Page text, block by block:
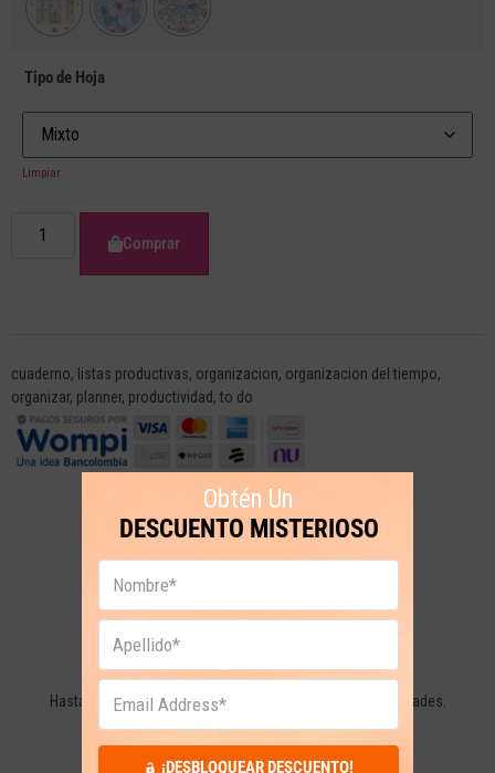
Tipo de Hoja
Limpiar
Comprar
cuaderno, listas productivas, organizacion, organizacion del tiempo,
organizar, planner, productividad, to do
ENVÍO DE 2 A 3 DÍAS HÁBILES *
Hasta 3 días hábiles a Bogotá y 5 días hábiles a otras ciudades.
¡DESBLOQUEAR DESCUENTO!
Obtén Un
DESCUENTO MISTERIOSO